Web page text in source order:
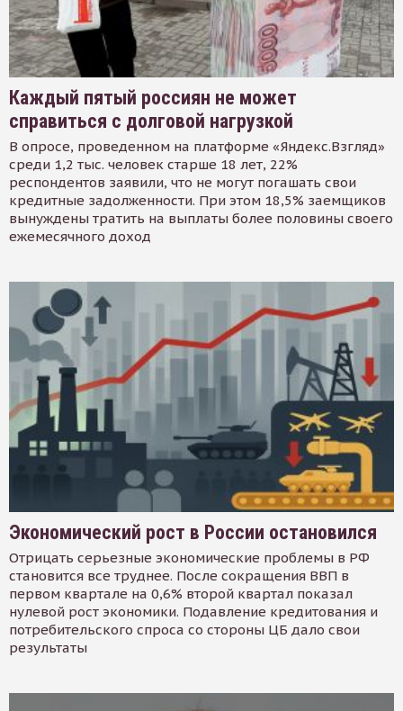
Каждый пятый россиян не может
справиться с долговой нагрузкой
В опросе, проведенном на платформе «Яндекс.Взгляд»
среди 1,2 тыс. человек старше 18 лет, 22%
респондентов заявили, что не могут погашать свои
кредитные задолженности. При этом 18,5% заемщиков
вынуждены тратить на выплаты более половины своего
ежемесячного доход
Экономический рост в России остановился
Отрицать серьезные экономические проблемы в РФ
становится все труднее. После сокращения ВВП в
первом квартале на 0,6% второй квартал показал
нулевой рост экономики. Подавление кредитования и
потребительского спроса со стороны ЦБ дало свои
результаты